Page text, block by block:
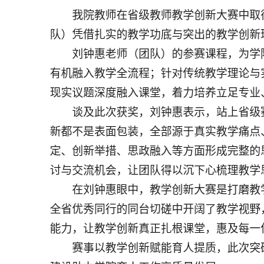
我院教师在省级教师教学创新大赛中取
队）凭借扎实的教学功底与突出的教学创
刘钟惠老师（团队）的参赛课程，为
有机融入教学全流程；针对传统教学理论
现实议题深度融入课堂，着力培养立足专
谈及此次获奖，刘钟惠表示，站上省
新都不是表面包装，全部源于真实教学痛
定、创新举措、思政融入等方面形成完整
讨与交流机会，让团队得以沉下心梳理教学
在刘钟惠眼中，教学创新大赛是打磨
全省优秀同行的同台切磋中开阔了教学视
能力，让教学创新真正扎根课堂，惠及每一
赛事以教学创新赋能育人提质，此次